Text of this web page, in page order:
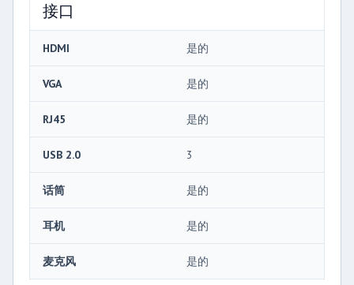
接口
HDMI 是的
VGA 是的
RJ45 是的
USB 2.0 3
话筒 是的
耳机 是的
麦克风 是的